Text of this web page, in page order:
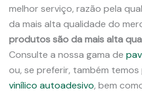
melhor serviço, razão pela
da mais alta qualidade do
produtos são da mais alta
Consulte a nossa gama de
ou, se preferir, também temos
vinílico autoadesivo, bem